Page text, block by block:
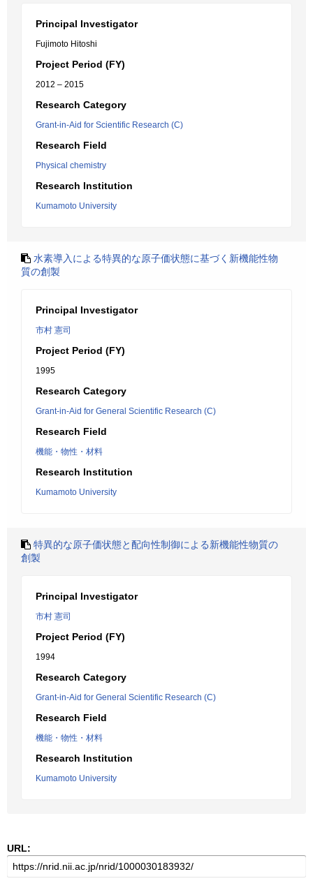
Principal Investigator
Fujimoto Hitoshi
Project Period (FY)
2012 – 2015
Research Category
Grant-in-Aid for Scientific Research (C)
Research Field
Physical chemistry
Research Institution
Kumamoto University
水素導入による特異的な原子価状態に基づく新機能性物
質の創製
Principal Investigator
市村 憲司
Project Period (FY)
1995
Research Category
Grant-in-Aid for General Scientific Research (C)
Research Field
機能・物性・材料
Research Institution
Kumamoto University
特異的な原子価状態と配向性制御による新機能性物質の
創製
Principal Investigator
市村 憲司
Project Period (FY)
1994
Research Category
Grant-in-Aid for General Scientific Research (C)
Research Field
機能・物性・材料
Research Institution
Kumamoto University
URL: